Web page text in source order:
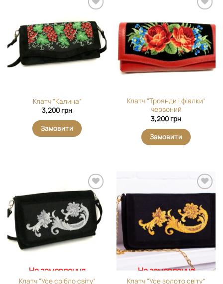
виріб у
вибране
Клатч ”Калина”
3,200 грн
Замовити
виріб у
вибране
Клатч “Троянди і фіалки”
червоний
3,200 грн
Замовити
Додати
виріб у
вибране
На замовлення
Клатч “Усе срібло світу”
Додати
виріб у
вибране
На замовлення
Клатч “Усе золото світу”